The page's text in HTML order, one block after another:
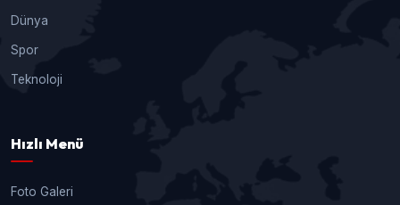
Dünya
Spor
Teknoloji
Hızlı Menü
Foto Galeri